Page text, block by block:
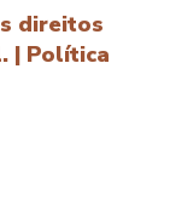
direitos
| Política